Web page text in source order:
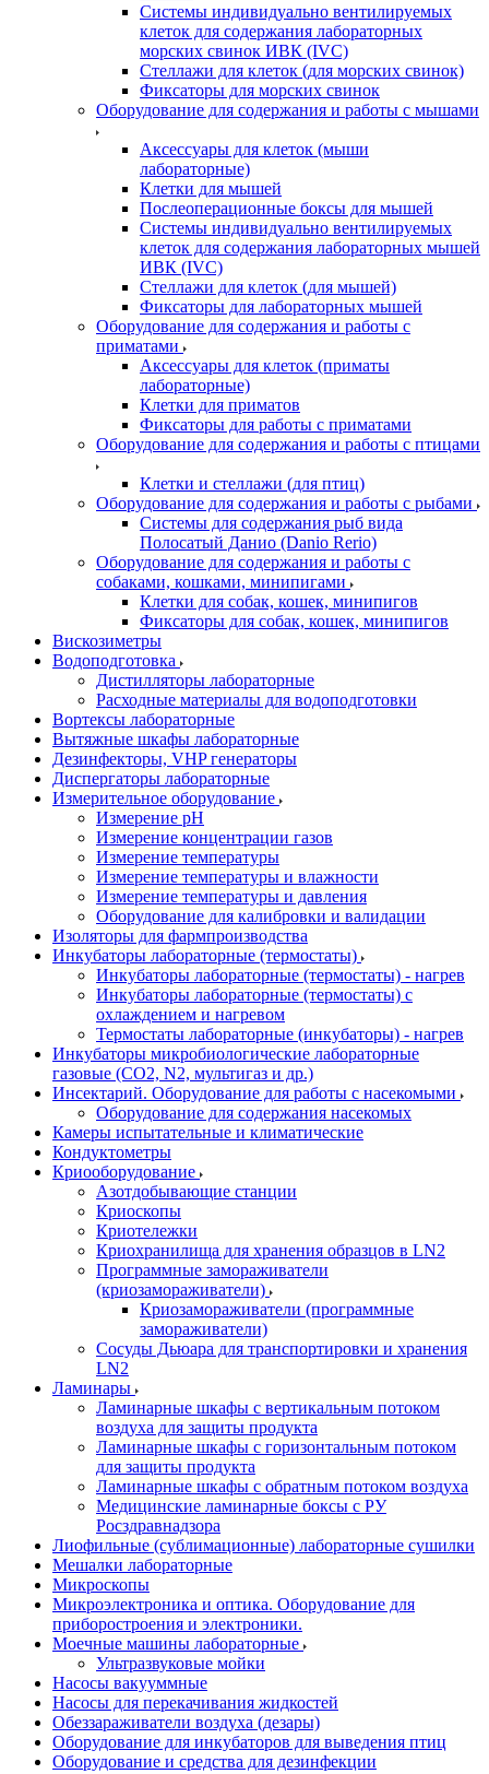
Системы индивидуально вентилируемых
клеток для содержания лабораторных
морских свинок ИВК (IVC)
Стеллажи для клеток (для морских свинок)
Фиксаторы для морских свинок
Оборудование для содержания и работы с мышами
Аксессуары для клеток (мыши
лабораторные)
Клетки для мышей
Послеоперационные боксы для мышей
Системы индивидуально вентилируемых
клеток для содержания лабораторных мышей
ИВК (IVC)
Стеллажи для клеток (для мышей)
Фиксаторы для лабораторных мышей
Оборудование для содержания и работы с
приматами
Аксессуары для клеток (приматы
лабораторные)
Клетки для приматов
Фиксаторы для работы с приматами
Оборудование для содержания и работы с птицами
Клетки и стеллажи (для птиц)
Оборудование для содержания и работы с рыбами
Системы для содержания рыб вида
Полосатый Данио (Danio Rerio)
Оборудование для содержания и работы с
собаками, кошками, минипигами
Клетки для собак, кошек, минипигов
Фиксаторы для собак, кошек, минипигов
Вискозиметры
Водоподготовка
Дистилляторы лабораторные
Расходные материалы для водоподготовки
Вортексы лабораторные
Вытяжные шкафы лабораторные
Дезинфекторы, VHP генераторы
Диспергаторы лабораторные
Измерительное оборудование
Измерение pH
Измерение концентрации газов
Измерение температуры
Измерение температуры и влажности
Измерение температуры и давления
Оборудование для калибровки и валидации
Изоляторы для фармпроизводства
Инкубаторы лабораторные (термостаты)
Инкубаторы лабораторные (термостаты) - нагрев
Инкубаторы лабораторные (термостаты) с
охлаждением и нагревом
Термостаты лабораторные (инкубаторы) - нагрев
Инкубаторы микробиологические лабораторные
газовые (CO2, N2, мультигаз и др.)
Инсектарий. Оборудование для работы с насекомыми
Оборудование для содержания насекомых
Камеры испытательные и климатические
Кондуктометры
Криооборудование
Азотдобывающие станции
Криоскопы
Криотележки
Криохранилища для хранения образцов в LN2
Программные замораживатели
(криозамораживатели)
Криозамораживатели (программные
замораживатели)
Сосуды Дьюара для транспортировки и хранения
LN2
Ламинары
Ламинарные шкафы с вертикальным потоком
воздуха для защиты продукта
Ламинарные шкафы с горизонтальным потоком
для защиты продукта
Ламинарные шкафы с обратным потоком воздуха
Медицинские ламинарные боксы с РУ
Росздравнадзора
Лиофильные (сублимационные) лабораторные сушилки
Мешалки лабораторные
Микроскопы
Микроэлектроника и оптика. Оборудование для
приборостроения и электроники.
Моечные машины лабораторные
Ультразвуковые мойки
Насосы вакууммные
Насосы для перекачивания жидкостей
Обеззараживатели воздуха (дезары)
Оборудование для инкубаторов для выведения птиц
Оборудование и средства для дезинфекции